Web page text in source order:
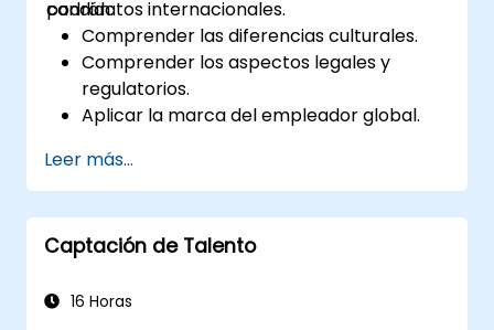
candidatos internacionales.
podrán:
Comprender las diferencias culturales.
Comprender los aspectos legales y
regulatorios.
Aplicar la marca del empleador global.
de reclutamiento.
Leer más...
Captación de Talento
16 Horas